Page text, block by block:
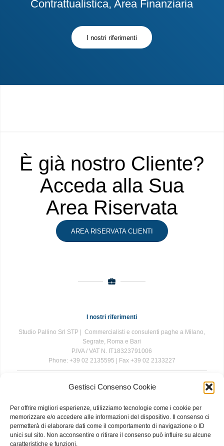
Gestisci Consenso Cookie
Per offrire migliori esperienze, utilizziamo tecnologie come i cookie per
memorizzare e/o accedere alle informazioni del dispositivo. Il consenso ci
permetterà di elaborare dati come il comportamento di navigazione o ID
unici sul sito. Non acconsentire o ritirare il consenso può influire su alcune
caratteristiche e funzioni.
Contrattualistica, Area Finanziaria
I nostri riferimenti
È già nostro Cliente?
Acceda alla Sua
Area Riservata
AREA RISERVATA CLIENTI
I nostri riferimenti
Studio Pallino Srl STP | Commercialisti e consulenti paghe a Milano,
Segrate, Roma e Bari
P.IVA / VAT N. IT18323791006
Phone: +39 02 2135595 | Fax +39 02 2133227
The information contained in this website is for general information
while we endeavour to keep the information up to date and correct, we
make no representations or warranties of any kind, express or implied,
about the completeness, accuracy, reliability, suitability or availability
with respect to the website or the information, products, services, or